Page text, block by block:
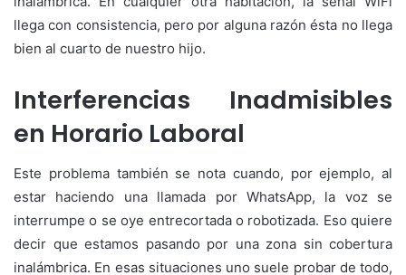
llega con consistencia, pero por alguna razón ésta no llega
bien al cuarto de nuestro hijo.
Interferencias Inadmisibles
en Horario Laboral
Este problema también se nota cuando, por ejemplo, al
estar haciendo una llamada por WhatsApp, la voz se
interrumpe o se oye entrecortada o robotizada. Eso quiere
decir que estamos pasando por una zona sin cobertura
inalámbrica. En esas situaciones uno suele probar de todo,